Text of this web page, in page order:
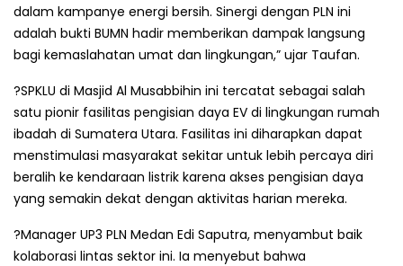
dalam kampanye energi bersih. Sinergi dengan PLN ini
adalah bukti BUMN hadir memberikan dampak langsung
bagi kemaslahatan umat dan lingkungan,” ujar Taufan.
?SPKLU di Masjid Al Musabbihin ini tercatat sebagai salah
satu pionir fasilitas pengisian daya EV di lingkungan rumah
ibadah di Sumatera Utara. Fasilitas ini diharapkan dapat
menstimulasi masyarakat sekitar untuk lebih percaya diri
beralih ke kendaraan listrik karena akses pengisian daya
yang semakin dekat dengan aktivitas harian mereka.
?Manager UP3 PLN Medan Edi Saputra, menyambut baik
kolaborasi lintas sektor ini. Ia menyebut bahwa